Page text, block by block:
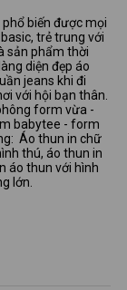
biến được mọi
trẻ trung với
sản phẩm thời
diện đẹp áo
jeans khi đi
với hội bạn thân.
form vừa -
babytee - form
Áo thun in chữ
thú, áo thun in
áo thun với hình
lớn.